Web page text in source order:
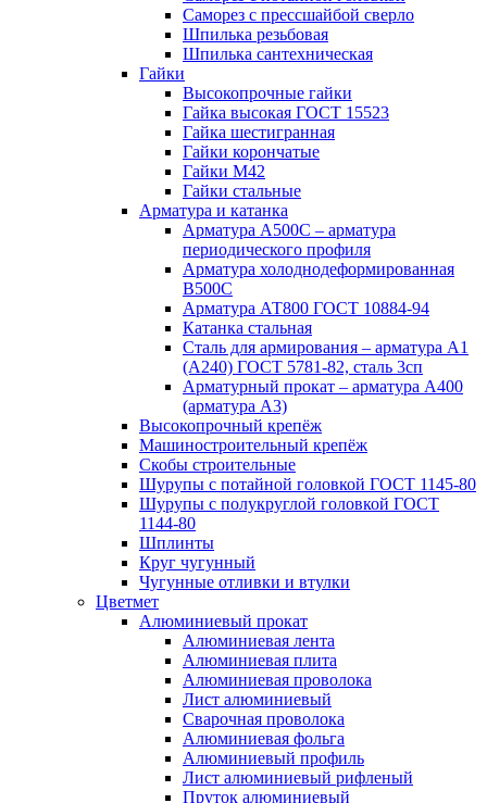
Саморез с прессшайбой сверло
Шпилька резьбовая
Шпилька сантехническая
Гайки
Высокопрочные гайки
Гайка высокая ГОСТ 15523
Гайка шестигранная
Гайки корончатые
Гайки М42
Гайки стальные
Арматура и катанка
Арматура А500С – арматура
периодического профиля
Арматура холоднодеформированная
В500С
Арматура АТ800 ГОСТ 10884-94
Катанка стальная
Сталь для армирования – арматура А1
(А240) ГОСТ 5781-82, сталь 3сп
Арматурный прокат – арматура А400
(арматура А3)
Высокопрочный крепёж
Машиностроительный крепёж
Скобы строительные
Шурупы с потайной головкой ГОСТ 1145-80
Шурупы с полукруглой головкой ГОСТ
1144-80
Шплинты
Круг чугунный
Чугунные отливки и втулки
Цветмет
Алюминиевый прокат
Алюминиевая лента
Алюминиевая плита
Алюминиевая проволока
Лист алюминиевый
Сварочная проволока
Алюминиевая фольга
Алюминиевый профиль
Лист алюминиевый рифленый
Пруток алюминиевый